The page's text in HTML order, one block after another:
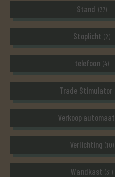
Stand (37)
Stoplicht (2)
telefoon (4)
Trade Stimulator
Verkoop automaat
Verlichting (10)
Wandkast (31)